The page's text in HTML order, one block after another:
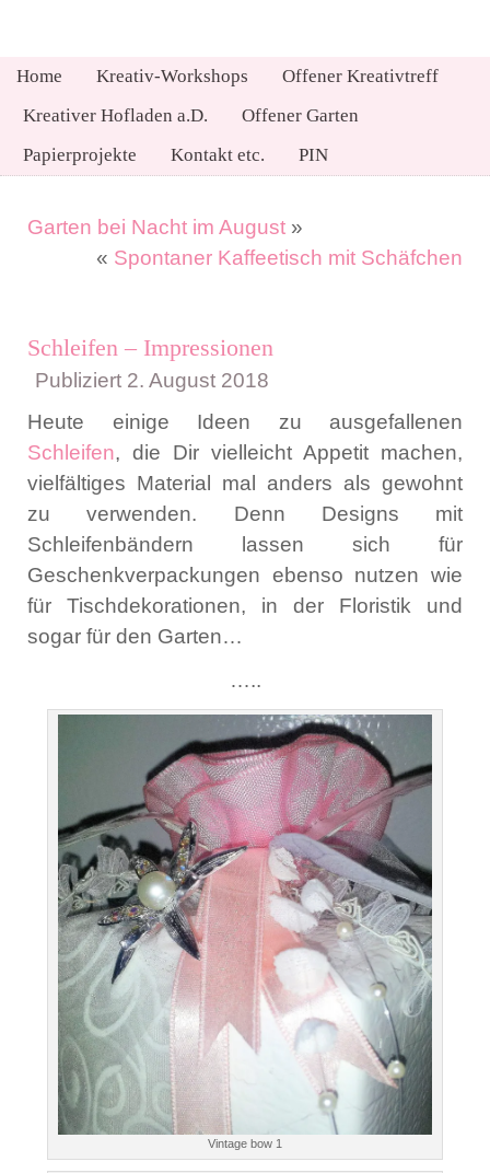
Home Kreativ-Workshops
Offener Kreativtreff
Kreativer Hofladen a.D.
Offener Garten
Papierprojekte
Kontakt etc. PIN
Garten bei Nacht im August »
« Spontaner Kaffeetisch mit Schäfchen
Schleifen – Impressionen
Publiziert 2. August 2018
Heute einige Ideen zu ausgefallenen
Schleifen, die Dir vielleicht Appetit machen,
vielfältiges Material mal anders als gewohnt
zu verwenden. Denn Designs mit
Schleifenbändern lassen sich für
Geschenkverpackungen ebenso nutzen wie
für Tischdekorationen, in der Floristik und
sogar für den Garten…
…..
Vintage bow 1